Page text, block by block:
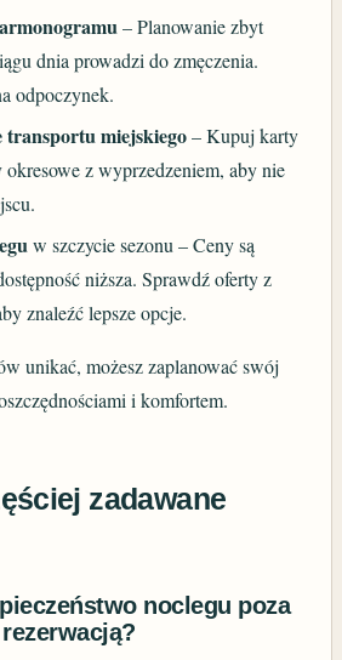
– Planowanie zbyt
dnia prowadzi do zmęczenia.
odpoczynek.
transportu miejskiego– Kupuj karty
z wyprzedzeniem, aby nie
w szczycie sezonu – Ceny są
niższa. Sprawdź oferty z
znaleźć lepsze opcje.
unikać, możesz zaplanować swój
i komfortem.
zadawane
noclegu poza